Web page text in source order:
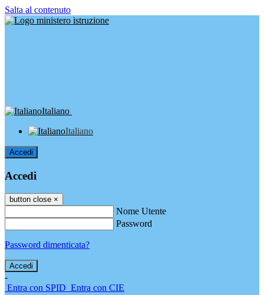
Salta al contenuto
Italiano
Italiano
Accedi
Accedi
button close ×
Nome Utente
Password
Password dimenticata?
-
Entra con SPID Entra con CIE